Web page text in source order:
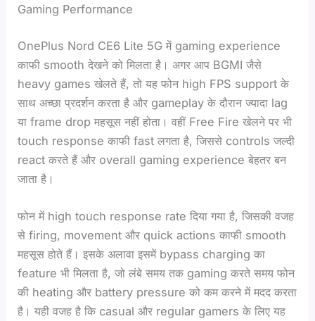
Gaming Performance
OnePlus Nord CE6 Lite 5G में gaming experience
काफी smooth देखने को मिलता है। अगर आप BGMI जैसे
heavy games खेलते हैं, तो यह फोन high FPS support के
साथ अच्छा प्रदर्शन करता है और gameplay के दौरान ज्यादा lag
या frame drop महसूस नहीं होता। वहीं Free Fire खेलने पर भी
touch response काफी fast लगता है, जिससे controls जल्दी
react करते हैं और overall gaming experience बेहतर बन
जाता है।
फोन में high touch response rate दिया गया है, जिसकी वजह
से firing, movement और quick actions काफी smooth
महसूस होते हैं। इसके अलावा इसमें bypass charging का
feature भी मिलता है, जो लंबे समय तक gaming करते समय फोन
की heating और battery pressure को कम करने में मदद करता
है। यही वजह है कि casual और regular gamers के लिए यह